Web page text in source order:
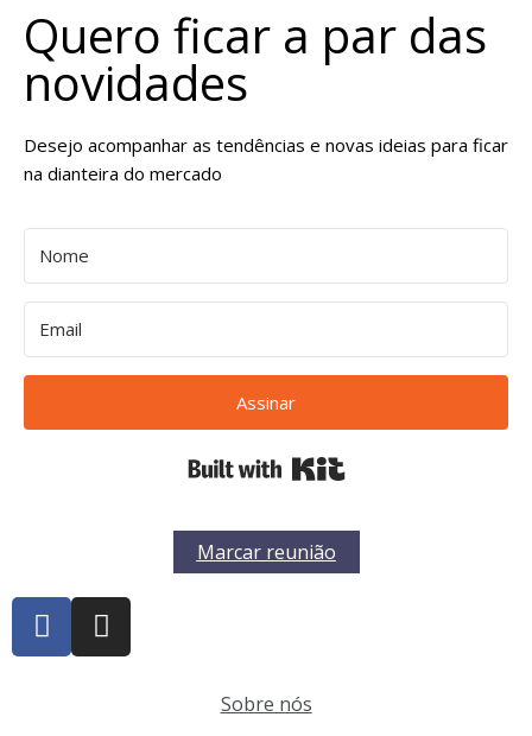
Quero ficar a par das
novidades
Desejo acompanhar as tendências e novas ideias para ficar
na dianteira do mercado
Assinar
Marcar reunião
Sobre nós